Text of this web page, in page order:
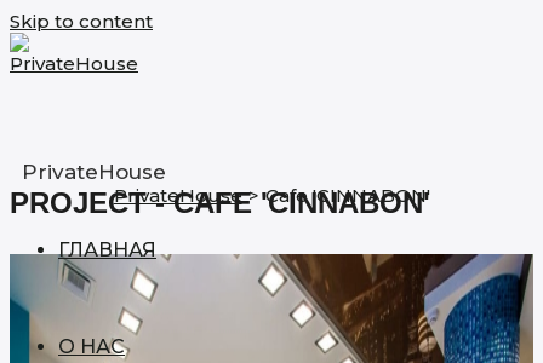
Skip to content
PrivateHouse
ГЛАВНАЯ
О НАС
PrivateHouse > Cafe 'CINNABON'
PROJECT - CAFE 'CINNABON'